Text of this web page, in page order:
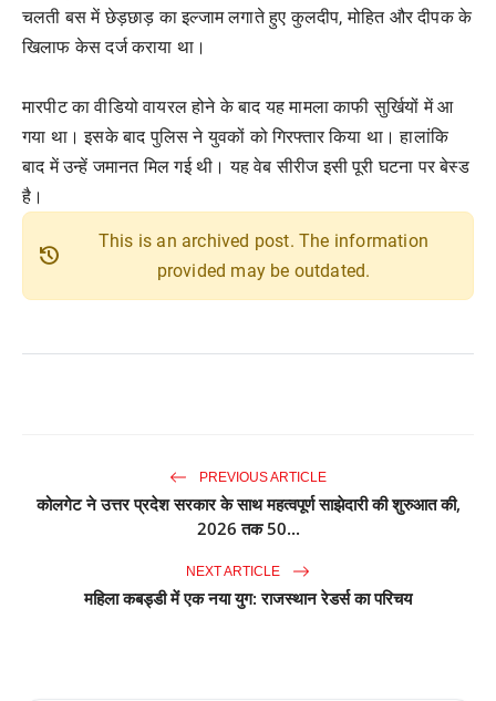
चलती बस में छेड़छाड़ का इल्जाम लगाते हुए कुलदीप, मोहित और दीपक के
खिलाफ केस दर्ज कराया था।
मारपीट का वीडियो वायरल होने के बाद यह मामला काफी सुर्खियों में आ
गया था। इसके बाद पुलिस ने युवकों को गिरफ्तार किया था। हालांकि
बाद में उन्हें जमानत मिल गई थी। यह वेब सीरीज इसी पूरी घटना पर बेस्ड
है।
history
This is an archived post. The information
provided may be outdated.
PREVIOUS ARTICLE
कोलगेट ने उत्तर प्रदेश सरकार के साथ महत्वपूर्ण साझेदारी की शुरुआत की,
2026 तक 50...
NEXT ARTICLE
महिला कबड्डी में एक नया युग: राजस्थान रेडर्स का परिचय